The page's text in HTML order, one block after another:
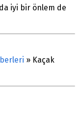
iyi bir önlem de
» Kaçak